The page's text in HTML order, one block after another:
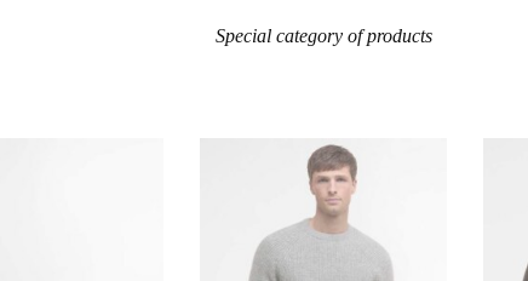
Special category of products